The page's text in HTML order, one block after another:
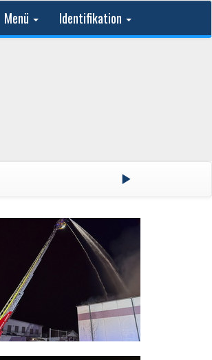
Menü Identifikation